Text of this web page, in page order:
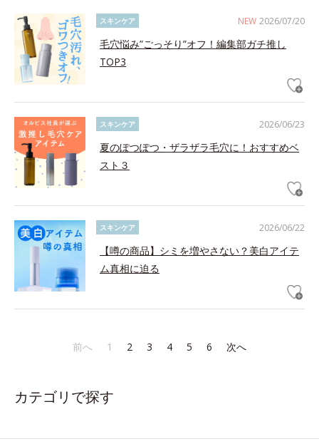
NEW 2026/07/20
スキンケア
毛穴悩み”ごっそり”オフ！編集部ガチ推し
TOP3
2026/06/23
スキンケア
夏のぽつぽつ・ザラザラ毛穴に！おすすめベ
スト３
2026/06/22
スキンケア
【噂の商品】シミを増やさない？美白アイテ
ム真相に迫る
前へ 1 2 3 4 5 6 次へ
カテゴリで探す